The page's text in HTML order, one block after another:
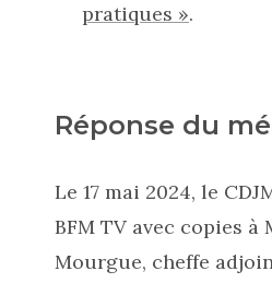
pratiques ».
Réponse du
Le 17 mai 2024, le
BFM TV avec copies
Mourgue, cheffe